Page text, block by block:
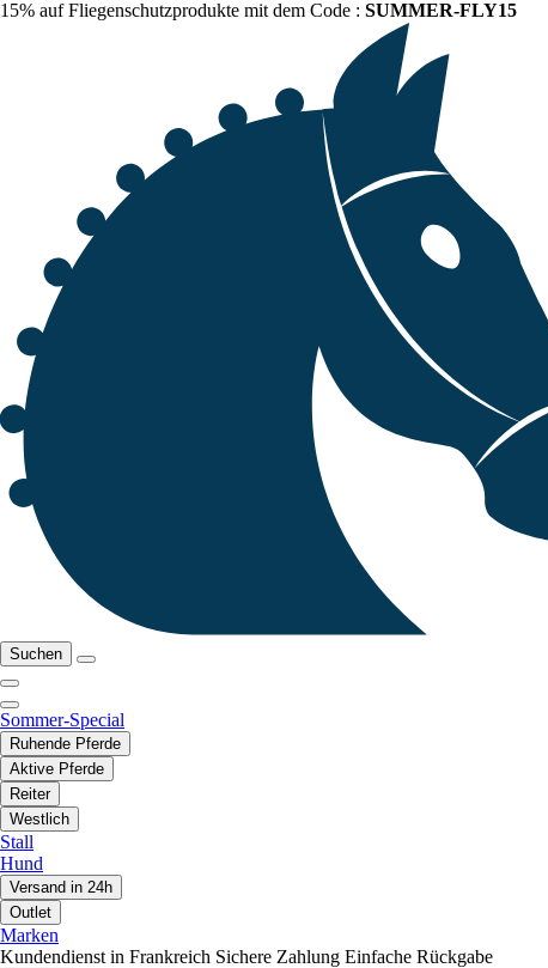
15% auf Fliegenschutzprodukte mit dem Code : SUMMER-FLY15
Suchen
Sommer-Special
Ruhende Pferde
Aktive Pferde
Reiter
Westlich
Stall
Hund
Versand in 24h
Outlet
Marken
Kundendienst in Frankreich Sichere Zahlung Einfache Rückgabe